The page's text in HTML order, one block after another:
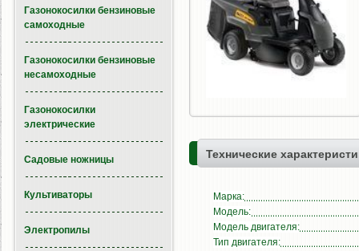
Технические
Марка:
Модель:
Модель двигателя:
Тип двигателя:
Газонокосилки бензиновые
самоходные
Газонокосилки бензиновые
несамоходные
Газонокосилки
электрические
Садовые ножницы
Культиваторы
Электропилы